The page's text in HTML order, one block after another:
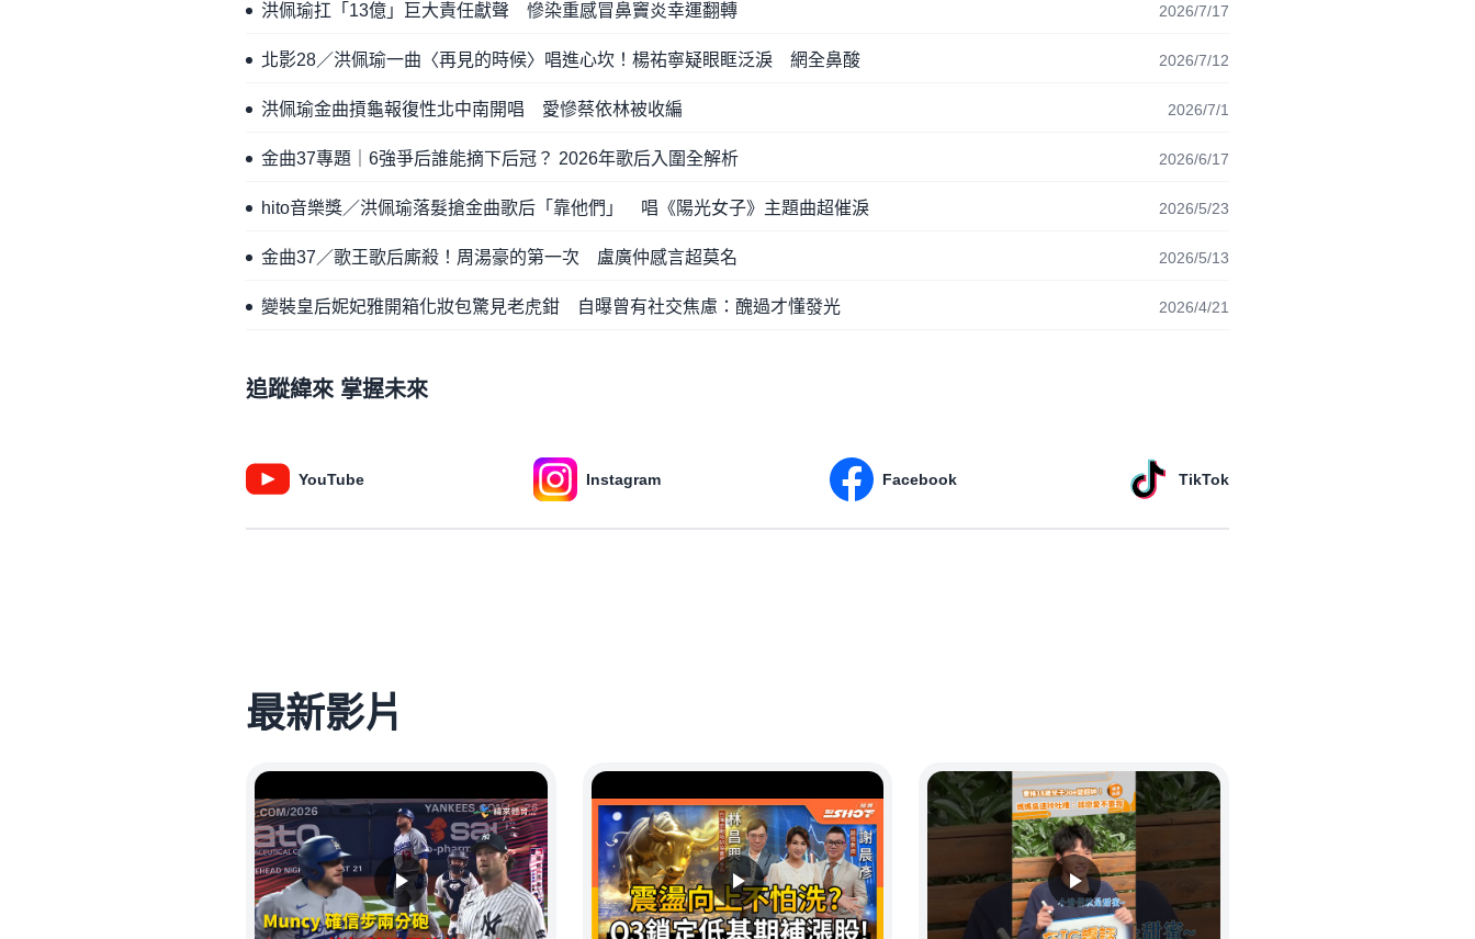
洪佩瑜扛「13億」巨大責任獻聲 慘染重感冒鼻竇炎幸運翻轉 2026/7/17
北影28／洪佩瑜一曲〈再見的時候〉唱進心坎！楊祐寧疑眼眶泛淚 網全鼻酸 2026/7/12
洪佩瑜金曲摃龜報復性北中南開唱 愛慘蔡依林被收編 2026/7/1
金曲37專題｜6強爭后誰能摘下后冠？ 2026年歌后入圍全解析 2026/6/17
hito音樂獎／洪佩瑜落髮搶金曲歌后「靠他們」 唱《陽光女子》主題曲超催淚 2026/5/23
金曲37／歌王歌后廝殺！周湯豪的第一次 盧廣仲感言超莫名 2026/5/13
變裝皇后妮妃雅開箱化妝包驚見老虎鉗 自曝曾有社交焦慮：醜過才懂發光 2026/4/21
追蹤緯來 掌握未來
YouTube Instagram Facebook TikTok
最新影片